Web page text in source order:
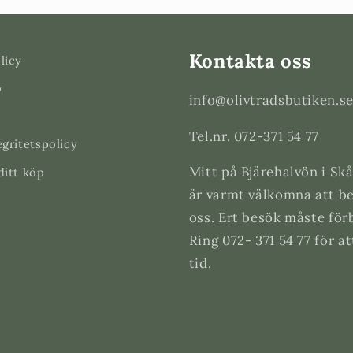
köp
Kontakta oss
info@olivtradsbutiken.se
Tel.nr. 072-371 54 77
Mitt på Bjärehalvön i
är varmt välkomna att
oss. Ert besök måste
Ring 072- 371 54 77 för
tid.